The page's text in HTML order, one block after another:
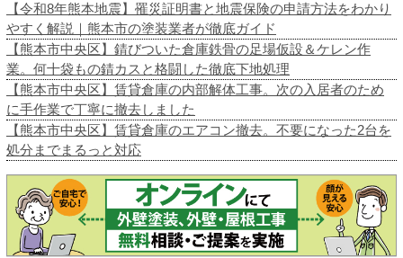
【令和8年熊本地震】罹災証明書と地震保険の申請方法をわかり
やすく解説｜熊本市の塗装業者が徹底ガイド
【熊本市中央区】錆びついた倉庫鉄骨の足場仮設＆ケレン作
業。何十袋もの錆カスと格闘した徹底下地処理
【熊本市中央区】賃貸倉庫の内部解体工事。次の入居者のため
に手作業で丁寧に撤去しました
【熊本市中央区】賃貸倉庫のエアコン撤去。不要になった2台を
処分までまるっと対応